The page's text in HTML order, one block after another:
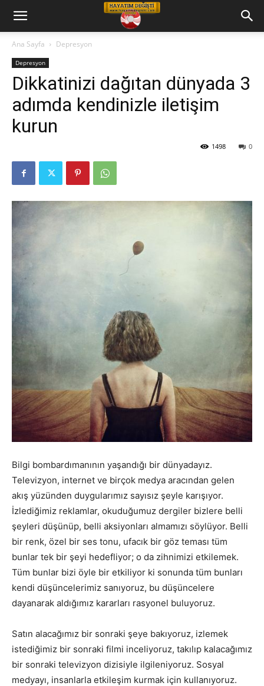
Hayatım
Değişti
Telkin
leri
Ana Sayfa Depresyon
Depresyon
Dikkatinizi dağıtan dünyada 3
adımda kendinizle iletişim
kurun
0
1498
Bilgi bombardımanının yaşandığı bir dünyadayız.
Televizyon, internet ve birçok medya aracından gelen
akış yüzünden duygularımız sayısız şeyle karışıyor.
İzlediğimiz reklamlar, okuduğumuz dergiler bizlere belli
şeyleri düşünüp, belli aksiyonları almamızı söylüyor. Belli
bir renk, özel bir ses tonu, ufacık bir göz teması tüm
bunlar tek bir şeyi hedefliyor; o da zihnimizi etkilemek.
Tüm bunlar bizi öyle bir etkiliyor ki sonunda tüm bunları
kendi düşüncelerimiz sanıyoruz, bu düşüncelere
dayanarak aldığımız kararları rasyonel buluyoruz.
Satın alacağımız bir sonraki şeye bakıyoruz, izlemek
istediğimiz bir sonraki filmi inceliyoruz, takılıp kalacağımız
bir sonraki televizyon dizisiyle ilgileniyoruz. Sosyal
medyayı, insanlarla etkileşim kurmak için kullanıyoruz.